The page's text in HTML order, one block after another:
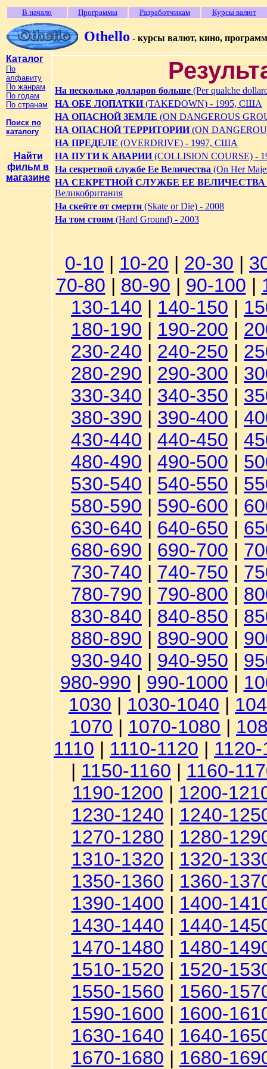
В начало Программы Разработчикам Курсы валют
Othello - курсы валют, кино,
Каталог
По
алфавиту
По жанрам
По годам
По странам
Поиск по
каталогу
Найти
фильм в
магазине
На несколько долларов больше (Per qualche
НА ОБЕ ЛОПАТКИ(TAKEDOWN) - 1995, США
НА ОПАСНОЙ ЗЕМЛЕ (ON DANGEROUS
НА ОПАСНОЙ ТЕРРИТОРИИ(ON
НА ПРЕДЕЛЕ (OVERDRIVE) - 1997, США
НА ПУТИ К АВАРИИ(COLLISION COURSE) -
На секретной службе Ее Величества (On Her
НА СЕКРЕТНОЙ СЛУЖБЕ ЕЕ ВЕЛИЧЕСТВА
Великобритания
На скейте от смерти (Skate or Die) - 2008
На том стоим (Hard Ground) - 2003
0-10 | 10-20 | 20-30 |
70-80 | 80-90 | 90-100 |
130-140 | 140-150 |
180-190 | 190-200 |
230-240 | 240-250 |
280-290 | 290-300 |
330-340 | 340-350 |
380-390 | 390-400 |
430-440 | 440-450 |
480-490 | 490-500 |
530-540 | 540-550 |
580-590 | 590-600 |
630-640 | 640-650 |
680-690 | 690-700 |
730-740 | 740-750 |
780-790 | 790-800 |
830-840 | 840-850 |
880-890 | 890-900 |
930-940 | 940-950 |
980-990 | 990-1000 |
1030 | 1030-1040 |
1070 | 1070-1080 |
1110 | 1110-1120 |
| 1150-1160 | 1160-
1190-1200 | 1200-
1230-1240 | 1240-
1270-1280 | 1280-
1310-1320 | 1320-
1350-1360 | 1360-
1390-1400 | 1400-
1430-1440 | 1440-
1470-1480 | 1480-
1510-1520 | 1520-
1550-1560 | 1560-
1590-1600 | 1600-
1630-1640 | 1640-
1670-1680 | 1680-